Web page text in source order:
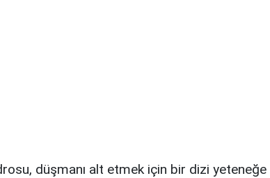
düşmanı alt etmek için bir dizi